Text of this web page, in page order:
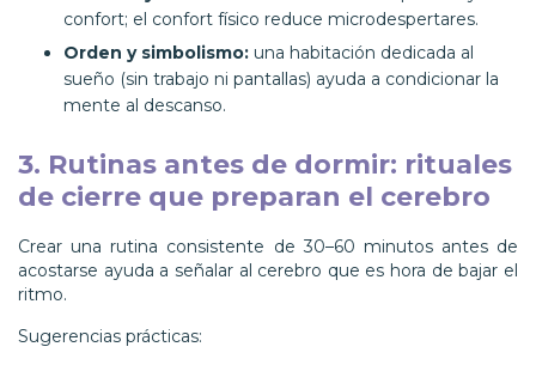
confort; el confort físico reduce microdespertares.
Orden y simbolismo: una habitación dedicada al
sueño (sin trabajo ni pantallas) ayuda a condicionar la
mente al descanso.
3. Rutinas antes de dormir: rituales
de cierre que preparan el cerebro
Crear una rutina consistente de 30–60 minutos antes de
acostarse ayuda a señalar al cerebro que es hora de bajar el
ritmo.
Sugerencias prácticas: